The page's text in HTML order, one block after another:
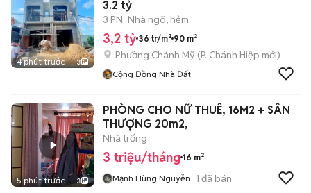
4 phút trước 3
3.2 tỷ
3 PN Nhà ngõ, hẻm
3,2 tỷ 36 tr/m² 90 m²
Phường Chánh Mỹ (P. Chánh Hiệp mới)
Cộng Đồng Nhà Đất
5 phút trước 3
PHÒNG CHO NỮ THUÊ, 16M2 + SÂN
THƯỢNG 20m2,
Nhà trống
3 triệu/tháng 16 m²
Mạnh Hùng Nguyễn 1 đã bán